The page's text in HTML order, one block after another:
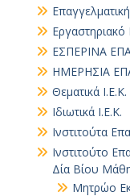
ΕΣΠΕΡΙΝΑ
ΗΜΕΡΗΣΙΑ
Θεματικά Ι.Ε.Κ.
Ιδιωτικά Ι.Ε.Κ.
Ινστιτούτα
Ινστιτούτο
Δία Βίου
Μητρώο